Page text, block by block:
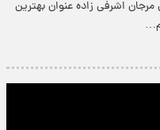
مرجان اشرفی زاده عنوان بهترین